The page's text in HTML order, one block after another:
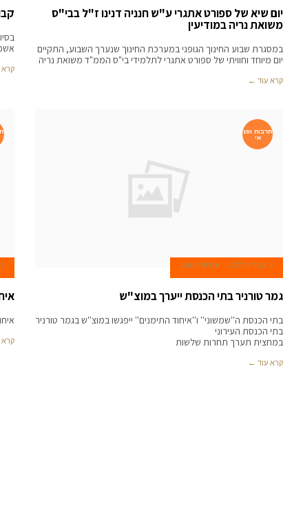
יום שיא של ספורט אתגרי ע"ש חנניה דנינו ז"ל בבי"ס
משואת נריה במודיעין
במסגרת שבוע החינוך הגופני במערכת החינוך שנערך השבוע, התקיים
יום מיוחד וחוויתי של ספורט אתגרי לתלמידי בי"ס הממ"ד משואת נריה
קרא עוד ←
קרא
תרבות ופנ
אי
3 במרץ 2007 עמיעד טאוב
גמר טורניר בתי הכנסת ייערך במוצ"ש
בתי הכנסת ה''שמשוני'' ו''איחוד התימנים'' ייפגשו במוצ''ש בגמר טורניר
בתי הכנסת העירוני
במחצית תערך תחרות שלשות
קרא עוד ←
3 במרץ 2007
קרא